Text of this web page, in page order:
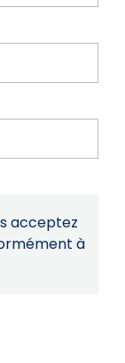
acceptez
à